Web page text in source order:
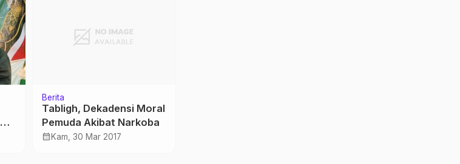
Berita
Tabligh, Dekadensi Moral
Pemuda Akibat Narkoba
calendar_monthKam, 30 Mar 2017